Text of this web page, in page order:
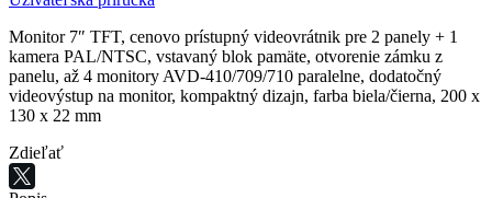
Monitor 7″ TFT, cenovo prístupný videovrátnik pre 2 panely + 1
kamera PAL/NTSC, vstavaný blok pamäte, otvorenie zámku z
panelu, až 4 monitory AVD-410/709/710 paralelne, dodatočný
videovýstup na monitor, kompaktný dizajn, farba biela/čierna, 200 x
130 x 22 mm
Zdieľať